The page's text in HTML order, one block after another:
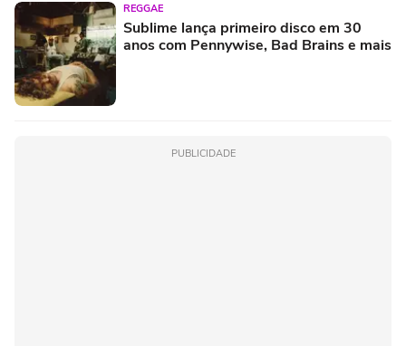
REGGAE
Sublime lança primeiro disco em 30
anos com Pennywise, Bad Brains e mais
PUBLICIDADE